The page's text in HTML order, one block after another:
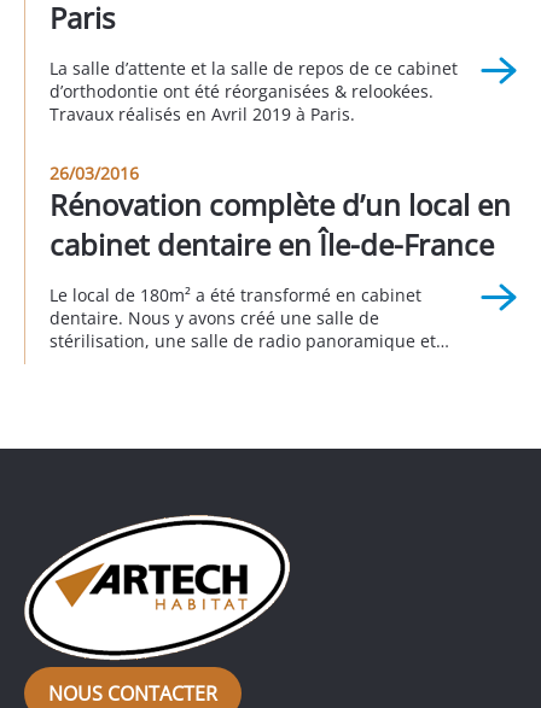
Paris
La salle d’attente et la salle de repos de ce cabinet
d’orthodontie ont été réorganisées & relookées.
Travaux réalisés en Avril 2019 à Paris.
26/03/2016
Rénovation complète d’un local en
cabinet dentaire en Île-de-France
Le local de 180m² a été transformé en cabinet
dentaire. Nous y avons créé une salle de
stérilisation, une salle de radio panoramique et
NOUS CONTACTER